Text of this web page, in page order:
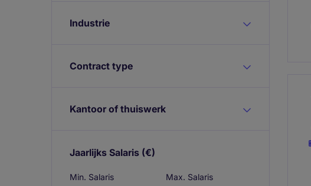
Industrie
Contract type
Kantoor of thuiswerk
Jaarlijks Salaris (€)
Min. Salaris Max. Salaris